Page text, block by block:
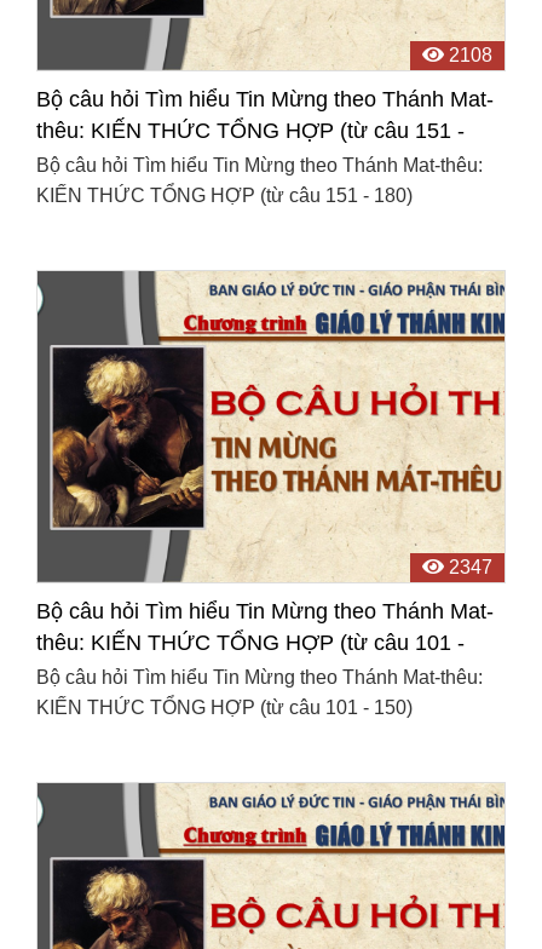
2108
Bộ câu hỏi Tìm hiểu Tin Mừng theo Thánh Mat-
thêu: KIẾN THỨC TỔNG HỢP (từ câu 151 -
180)
Bộ câu hỏi Tìm hiểu Tin Mừng theo Thánh Mat-thêu:
KIẾN THỨC TỔNG HỢP (từ câu 151 - 180)
2347
Bộ câu hỏi Tìm hiểu Tin Mừng theo Thánh Mat-
thêu: KIẾN THỨC TỔNG HỢP (từ câu 101 -
150)
Bộ câu hỏi Tìm hiểu Tin Mừng theo Thánh Mat-thêu:
KIẾN THỨC TỔNG HỢP (từ câu 101 - 150)